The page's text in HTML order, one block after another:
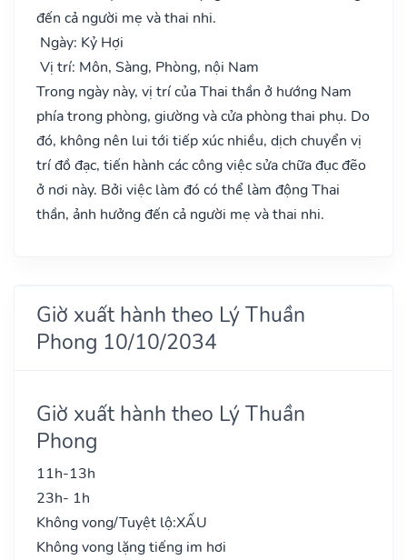
đến cả người mẹ và thai nhi.
Ngày: Kỷ Hợi
Vị trí: Môn, Sàng, Phòng, nội Nam
Trong ngày này, vị trí của Thai thần ở hướng Nam
phía trong phòng, giường và cửa phòng thai phụ. Do
đó, không nên lui tới tiếp xúc nhiều, dịch chuyển vị
trí đồ đạc, tiến hành các công việc sửa chữa đục đẽo
ở nơi này. Bởi việc làm đó có thể làm động Thai
thần, ảnh hưởng đến cả người mẹ và thai nhi.
Giờ xuất hành theo Lý Thuần
Phong 10/10/2034
Giờ xuất hành theo Lý Thuần
Phong
11h-13h
23h- 1h
Không vong/Tuyệt lộ:XẤU
Không vong lặng tiếng im hơi